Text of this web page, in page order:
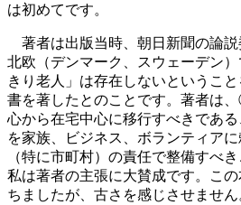
は初めてです。
著者は出版当時、朝日新聞の論
北欧（デンマーク、スウェーデン
きり老人」は存在しないというこ
書を著したとのことです。著者は
心から在宅中心に移行すべきであ
を家族、ビジネス、ボランティア
（特に市町村）の責任で整備すべ
私は著者の主張に大賛成です。こ
ちましたが、古さを感じさせませ